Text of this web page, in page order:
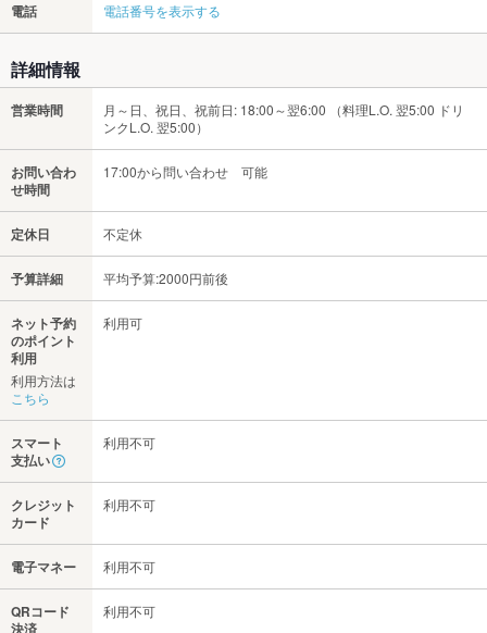
電話 電話番号を表示する
詳細情報
営業時間
月～日、祝日、祝前日: 18:00～翌6:00 （料理L.O. 翌5:00 ドリ
ンクL.O. 翌5:00）
お問い合わ
せ時間
17:00から問い合わせ 可能
定休日 不定休
予算詳細 平均予算:2000円前後
ネット予約
のポイント
利用
利用方法は
こちら
利用可
スマート
支払い
利用不可
クレジット
カード
利用不可
電子マネー 利用不可
QRコード
利用不可